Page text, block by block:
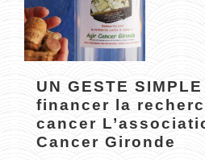
UN GESTE
financer la
cancer
Cancer Gironde